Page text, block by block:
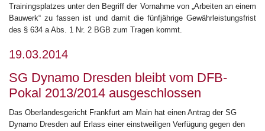
Trainingsplatzes unter den Begriff der Vornahme von „Arbeiten an einem
Bauwerk“ zu fassen ist und damit die fünfjährige Gewährleistungsfrist
des § 634 a Abs. 1 Nr. 2 BGB zum Tragen kommt.
19.03.2014
SG Dynamo Dresden bleibt vom DFB-
Pokal 2013/2014 ausgeschlossen
Das Oberlandesgericht Frankfurt am Main hat einen Antrag der SG
Dynamo Dresden auf Erlass einer einstweiligen Verfügung gegen den